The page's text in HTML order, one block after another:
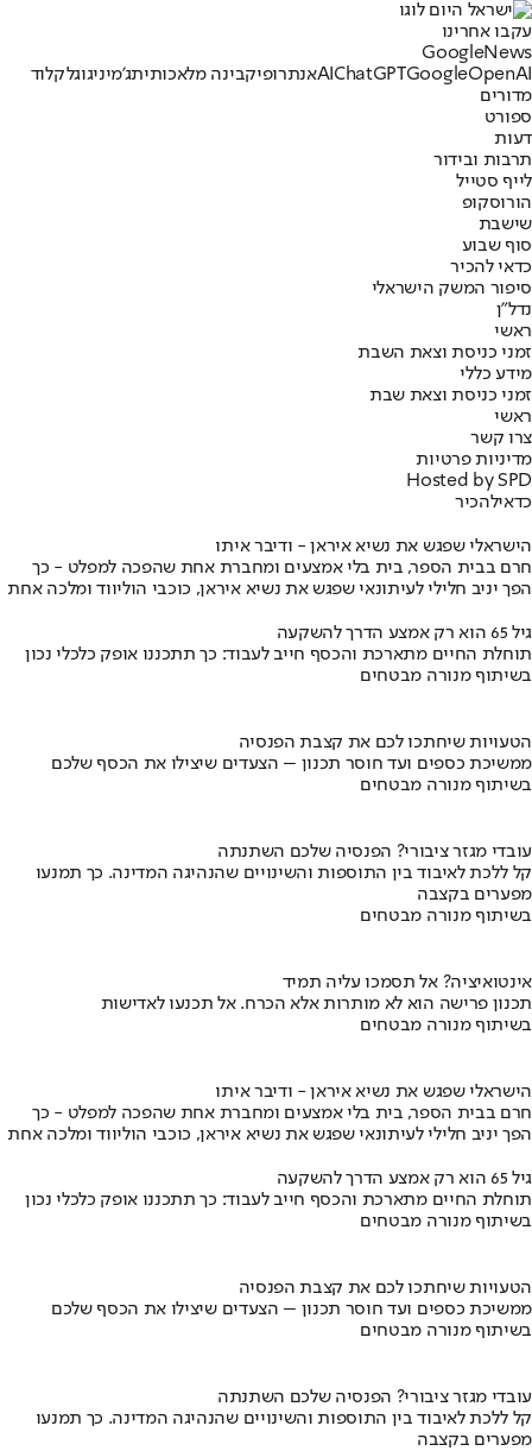
עקבו אחרינו
Googl eNews
AI ChatGPTGoogleOpenAI אנתרופיקבינה מלאכותיתג'מיניגוגלקלוד
מדורים
ספורט
דעות
תרבות ובידור
לייף סטייל
הורוסקופ
שישבת
סוף שבוע
כדאי להכיר
סיפור המשק הישראלי
נדל"ן
ראשי
זמני כניסת וצאת השבת
מידע כללי
זמני כניסת וצאת שבת
ראשי
צרו קשר
מדיניות פרטיות
Hosted by SPD
כדאילהכיר
הישראלי שפגש את נשיא איראן - ודיבר איתו
חרם בבית הספר, בית בלי אמצעים ומחברת אחת שהפכה למפלט - כך
הפך יניב חלילי לעיתונאי שפגש את נשיא איראן, כוכבי הוליווד ומלכה אחת
גיל 65 הוא רק אמצע הדרך להשקעה
תוחלת החיים מתארכת והכסף חייב לעבוד: כך תתכננו אופק כלכלי נכון
בשיתוף מנורה מבטחים
הטעויות שיחתכו לכם את קצבת הפנסיה
ממשיכת כספים ועד חוסר תכנון – הצעדים שיצילו את הכסף שלכם
בשיתוף מנורה מבטחים
עובדי מגזר ציבורי? הפנסיה שלכם השתנתה
קל ללכת לאיבוד בין התוספות והשינויים שהנהיגה המדינה. כך תמנעו
מפערים בקצבה
בשיתוף מנורה מבטחים
אינטואיציה? אל תסמכו עליה תמיד
תכנון פרישה הוא לא מותרות אלא הכרח. אל תכנעו לאדישות
בשיתוף מנורה מבטחים
הישראלי שפגש את נשיא איראן - ודיבר איתו
חרם בבית הספר, בית בלי אמצעים ומחברת אחת שהפכה למפלט - כך
הפך יניב חלילי לעיתונאי שפגש את נשיא איראן, כוכבי הוליווד ומלכה אחת
גיל 65 הוא רק אמצע הדרך להשקעה
תוחלת החיים מתארכת והכסף חייב לעבוד: כך תתכננו אופק כלכלי נכון
בשיתוף מנורה מבטחים
הטעויות שיחתכו לכם את קצבת הפנסיה
ממשיכת כספים ועד חוסר תכנון – הצעדים שיצילו את הכסף שלכם
בשיתוף מנורה מבטחים
עובדי מגזר ציבורי? הפנסיה שלכם השתנתה
קל ללכת לאיבוד בין התוספות והשינויים שהנהיגה המדינה. כך תמנעו
מפערים בקצבה